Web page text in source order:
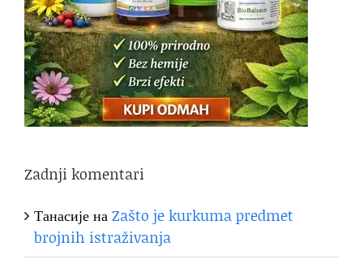
Zadnji komentari
ТанасијенаZašto je kurkuma predmet
brojnih istraživanja